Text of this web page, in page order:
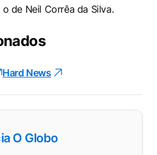
de Neil Corrêa da Silva.
Hard News
O Globo